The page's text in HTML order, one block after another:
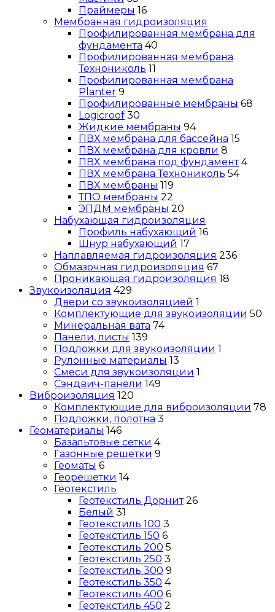
Праймеры 16
Мембранная гидроизоляция
Профилированная мембрана для
фундамента 40
Профилированная мембрана
Технониколь 11
Профилированная мембрана
Planter 9
Профилированные мембраны 68
Logicroof 30
Жидкие мембраны 94
ПВХ мембрана для бассейна 15
ПВХ мембрана для кровли 8
ПВХ мембрана под фундамент 4
ПВХ мембрана Технониколь 54
ПВХ мембраны 119
ТПО мембраны 22
ЭПДМ мембраны 20
Набухающая гидроизоляция
Профиль набухающий 16
Шнур набухающий 17
Наплавляемая гидроизоляция 236
Обмазочная гидроизоляция 67
Проникающая гидроизоляция 18
Звукоизоляция 429
Двери со звукоизоляцией 1
Комплектующие для звукоизоляции 50
Минеральная вата 74
Панели, листы 139
Подложки для звукоизоляции 1
Рулонные материалы 13
Смеси для звукоизоляции 1
Сэндвич-панели 149
Виброизоляция 120
Комплектующие для виброизоляции 78
Подложки, полотна 3
Геоматериалы 146
Базальтовые сетки 4
Газонные решетки 9
Геоматы 6
Георешетки 14
Геотекстиль
Геотекстиль Дорнит 26
Белый 31
Геотекстиль 100 3
Геотекстиль 150 6
Геотекстиль 200 5
Геотекстиль 250 3
Геотекстиль 300 9
Геотекстиль 350 4
Геотекстиль 400 6
Геотекстиль 450 2